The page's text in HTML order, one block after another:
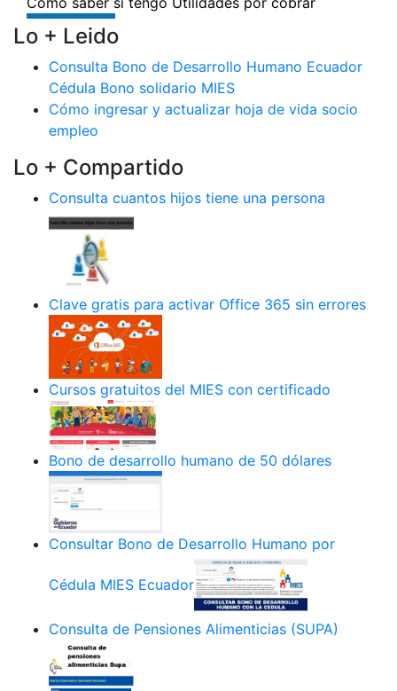
Lo + Leido
Consulta Bono de Desarrollo Humano Ecuador
Cédula Bono solidario MIES
Cómo ingresar y actualizar hoja de vida socio
empleo
Lo + Compartido
Consulta cuantos hijos tiene una persona
Clave gratis para activar Office 365 sin errores
Cursos gratuitos del MIES con certificado
Bono de desarrollo humano de 50 dólares
Consultar Bono de Desarrollo Humano por
Cédula MIES Ecuador
Consulta de Pensiones Alimenticias (SUPA)